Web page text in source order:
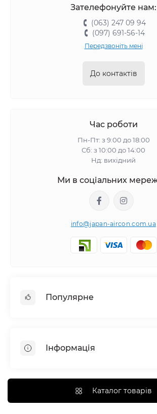
Зателефонуйте нам:
(063) 247 09 94
(097) 691-56-14
Передзвоніть мені
До контактів
Час роботи
Пн-Пт: з 9:00 до 18:00
Сб: з 10:00 до 14:00
Нд: вихідний
Ми в соціальних
info@japan-aircon.com.ua
Популярне
Вентиляція
Канальні кондиціонери
Касетні кондиціонери
Інформація
SHOWROOM
Каталог товарів